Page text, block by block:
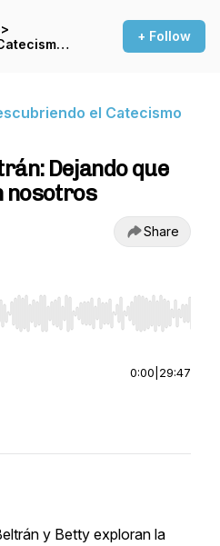
+ Follow
el Catecismo
Dejando que
nosotros
Share
to seek, Home/End to jump to
0:00 29:47
y Betty exploran la